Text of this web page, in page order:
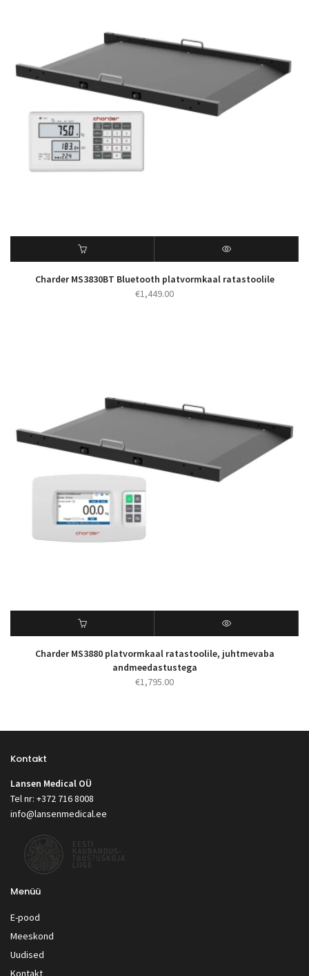
Charder MS3830BT Bluetooth platvormkaal ratastoolile
€1,449.00
Charder MS3880 platvormkaal ratastoolile, juhtmevaba
andmeedastustega
€1,795.00
Kontakt
Lansen Medical OÜ
Tel nr: +372 716 8008
info@lansenmedical.ee
Menüü
E-pood
Meeskond
Uudised
Kontakt